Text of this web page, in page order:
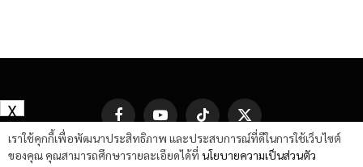
FacebookYouTube TikTok
X
(Twitter)
เราใช้คุกกี้เพื่อพัฒนาประสิทธิภาพ และประสบการณ์ที่ดีในการใช้เว็บไซต์
ของคุณ คุณสามารถศึกษารายละเอียดได้ที่ นโยบายความเป็นส่วนตัว
X